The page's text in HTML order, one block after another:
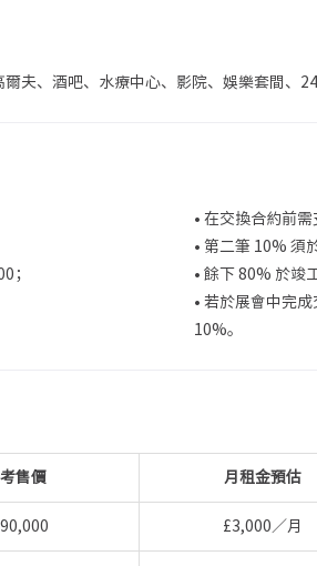
夫、酒吧、水療中心、影院、娛樂套間、
；
• 在交換合約前
• 第二筆 10% 須
• 餘下 80% 於竣
• 若於展會中完
10%。
售價 月租金預估
£3,000／月